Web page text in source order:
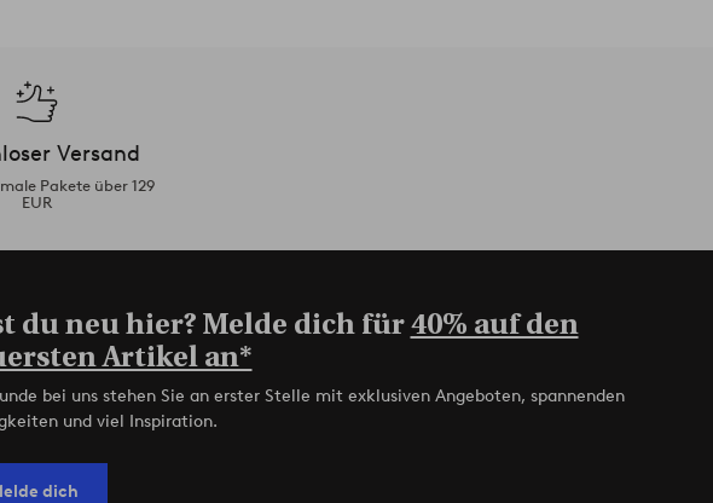
Versand
Pakete über 129
EUR
du neu hier? Melde dich für40% auf den
Artikel an*
bei uns stehen Sie an erster Stelle mit exklusiven Angeboten, spannenden
und viel Inspiration.
dich